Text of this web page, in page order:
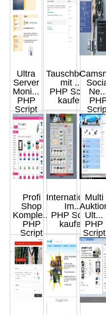
Ultra
Server
Moni...
PHP
Script
kaufen
Tauschbörse
mit ...
PHP Script
kaufen
Profi
Shop
Komple...
PHP
Script
kaufen
Internationale
Im...
PHP Script
kaufen
Multi
Ult...
PHP
Script